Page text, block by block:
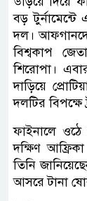
বড়
দল।
বিশ্বকাপ
শিরোপা।
দাড়িয়ে
দলটির
ফাইনালে
দক্ষিণ
তিনি
আসরে টানা